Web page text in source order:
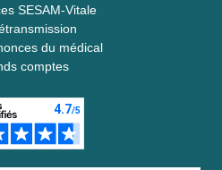
SESAM-Vitale
du médical
comptes